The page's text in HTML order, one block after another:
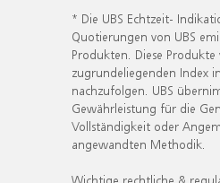
* Die UBS Echtzeit-
Quotierungen von UBS
Produkten. Diese Produkte
zugrundeliegenden Index
nachzufolgen. UBS
Gewährleistung für die
Vollständigkeit oder
angewandten Methodik.